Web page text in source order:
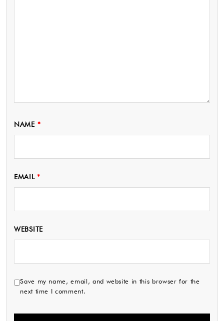
NAME *
EMAIL*
WEBSITE
Save my name, email, and website in this browser for the
next time I comment.